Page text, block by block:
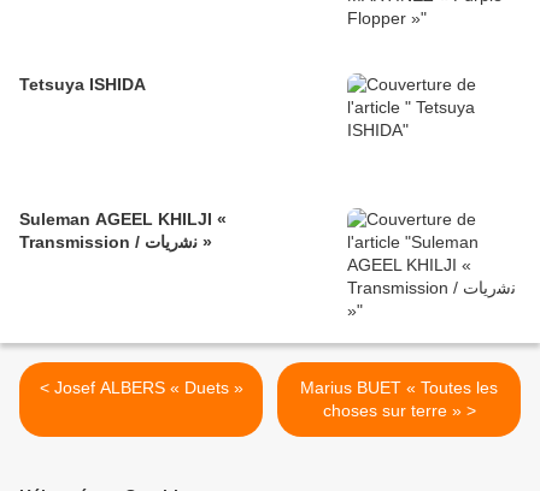
Tetsuya ISHIDA
Suleman AGEEL KHILJI «
Transmission / ﻧﺷرﯾﺎت »
< Josef ALBERS « Duets »
Marius BUET « Toutes les
choses sur terre » >